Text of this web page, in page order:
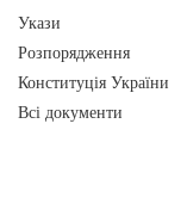
Укази
Розпорядження
Конституція України
Всі документи